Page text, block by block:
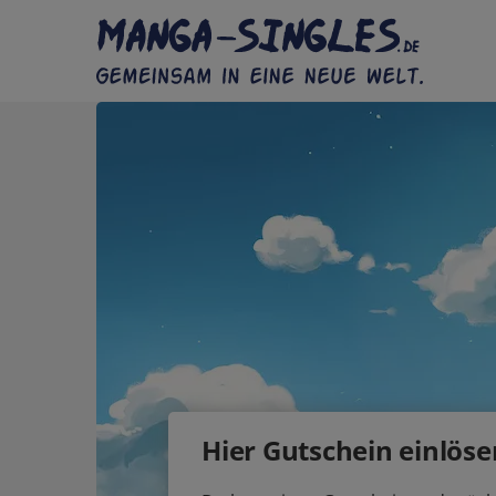
Hier Gutschein